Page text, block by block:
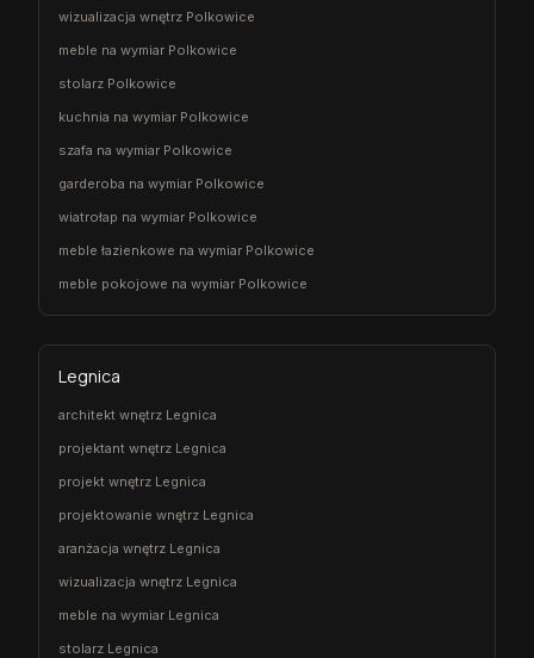
wizualizacja wnętrz Polkowice
meble na wymiar Polkowice
stolarz Polkowice
kuchnia na wymiar Polkowice
szafa na wymiar Polkowice
garderoba na wymiar Polkowice
wiatrołap na wymiar Polkowice
meble łazienkowe na wymiar Polkowice
meble pokojowe na wymiar Polkowice
Legnica
architekt wnętrz Legnica
projektant wnętrz Legnica
projekt wnętrz Legnica
projektowanie wnętrz Legnica
aranżacja wnętrz Legnica
wizualizacja wnętrz Legnica
meble na wymiar Legnica
stolarz Legnica